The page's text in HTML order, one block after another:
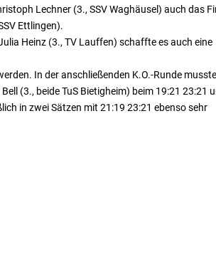
Lechner (3., SSV Waghäusel) auch das
Ettlingen).
Heinz (3., TV Lauffen) schaffte es auch eine
In der anschließenden K.O.-Runde
(3., beide TuS Bietigheim) beim 19:21 23:21
in zwei Sätzen mit 21:19 23:21 ebenso sehr